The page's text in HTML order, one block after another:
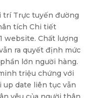
website. Chất lượng
ra quyết định mức
lớn người hàng.
triệu chứng với
up date liên tục vẫn